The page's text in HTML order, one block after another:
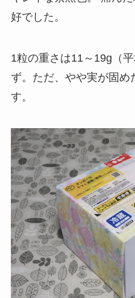
好でした。
1粒の重さは11～19g（
ず。ただ、やや実が固め
す。